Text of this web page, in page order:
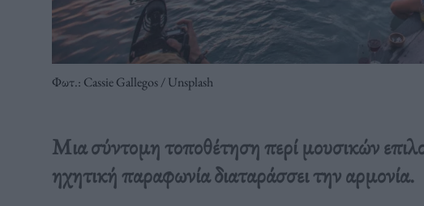
Φωτ.: Cassie Gallegos / Unsplash
Μια σύντομη τοποθέτηση περί μουσικών
ηχητική παραφωνία διαταράσσει την αρμονία.